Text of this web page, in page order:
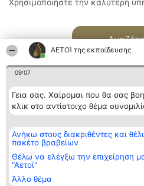
ΑΕΤΟΊ της εκπαίδευσης
09:07
Γεια σας. Χαίρομαι που θα σας
κλικ στο αντίστοιχο θέμα
Ανήκω στους διακριθέντες και
πακέτο βραβείων
Θέλω να ελέγξω την επιχείρηση
"Αετοί"
Άλλο θέμα
Χρησιμοποιήστε την καλύτερη
Διοργανωτής της
κατάταξης
BEAUTIFUL COMPANY
ΤΗΛ. ΕΠΙΚΟΙΝΩΝΙΑΣ:
2104128019
email:
των